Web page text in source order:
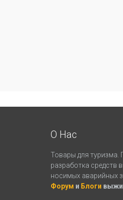
О Нас
Товары для туризма.
разработка средств
носимых аварийных
Форум и Блоги